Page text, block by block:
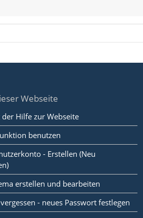
Webseite
Hilfe zur Webseite
benutzen
- Erstellen (Neu
erstellen und bearbeiten
- neues Passwort festlegen